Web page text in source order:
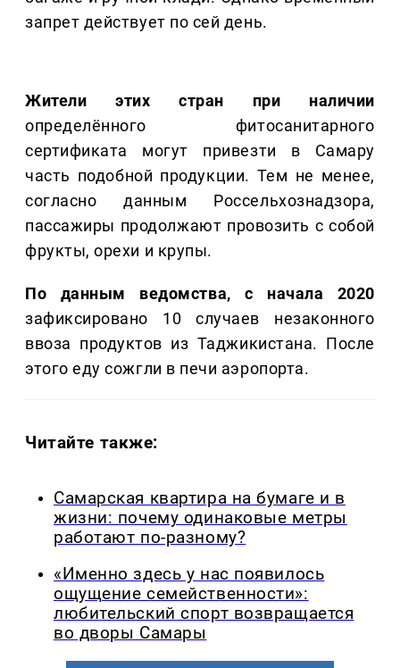
запрет действует по сей день.
Жители этих стран при наличии
определённого фитосанитарного
сертификата могут привезти в Самару
часть подобной продукции. Тем не менее,
согласно данным Россельхознадзора,
пассажиры продолжают провозить с собой
фрукты, орехи и крупы.
По данным ведомства, с начала 2020
зафиксировано 10 случаев незаконного
ввоза продуктов из Таджикистана. После
этого еду сожгли в печи аэропорта.
Читайте также:
Самарская квартира на бумаге и в
жизни: почему одинаковые метры
работают по-разному?
«Именно здесь у нас появилось
ощущение семейственности»:
любительский спорт возвращается
во дворы Самары